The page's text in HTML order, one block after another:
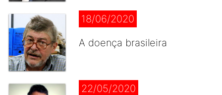
18/06/2020
A doença brasileira
22/05/2020